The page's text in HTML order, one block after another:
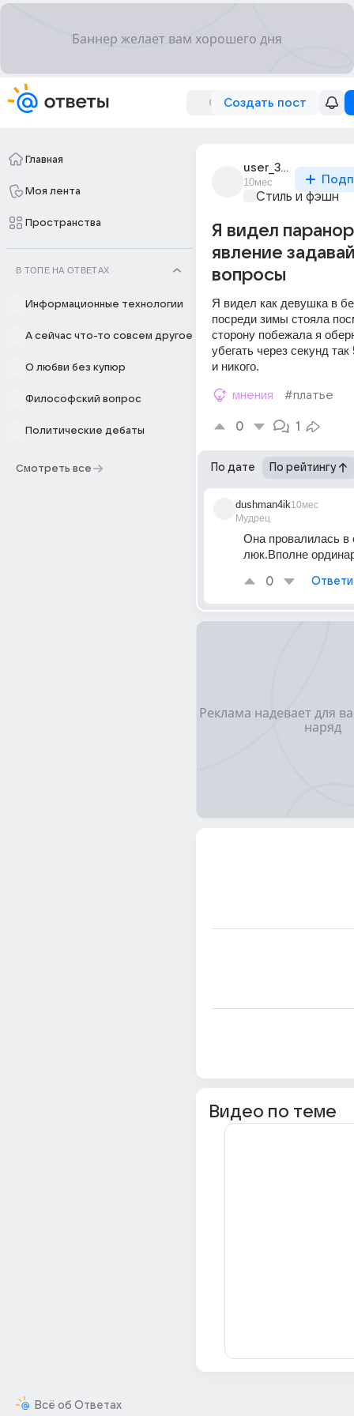
Создать пост
Главная
Моя лента
Пространства
В ТОПЕ НА ОТВЕТАХ
Информационные технологии
А сейчас что-то совсем другое
О любви без купюр
Философский вопрос
Политические дебаты
Смотреть все
Всё об Ответах
user_320043109
10мес
Стиль и фэшн
Я видел
явление
вопросы
Я видел как девушка в
посреди зимы стояла
сторону побежала я
убегать через секунд
и никого.
мнения #платье
0 1
По дате По рейтингу
dushman4ik
Мудрец
10мес
Она провалилась в
люк.Вполне
0
Видео по теме